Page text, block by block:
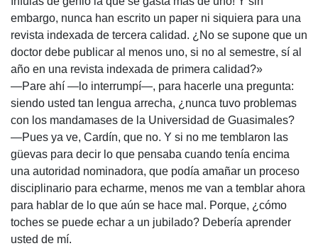
embargo, nunca han escrito un paper ni siquiera para una
revista indexada de tercera calidad. ¿No se supone que un
doctor debe publicar al menos uno, si no al semestre, sí al
año en una revista indexada de primera calidad?»
—Pare ahí —lo interrumpí—, para hacerle una pregunta:
siendo usted tan lengua arrecha, ¿nunca tuvo problemas
con los mandamases de la Universidad de Guasimales?
—Pues ya ve, Cardín, que no. Y si no me temblaron las
güevas para decir lo que pensaba cuando tenía encima
una autoridad nominadora, que podía amañar un proceso
disciplinario para echarme, menos me van a temblar ahora
para hablar de lo que aún se hace mal. Porque, ¿cómo
toches se puede echar a un jubilado? Debería aprender
usted de mí.